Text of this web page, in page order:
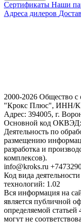
Сертификаты Наши
Адреса дилеров
2000-2026 Общество с
"Крокс Плюс", ИНН/
Адрес: 394005, г.
Основной код ОКВЭД:
Деятельность по
размещению
разработка и
комплексов).
info@kroks.ru
Код вида
технологий: 1.02
Вся информация на
является публичной
определяемой
могут не